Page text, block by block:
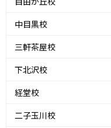
中目黒校
三軒茶屋校
下北沢校
経堂校
二子玉川校